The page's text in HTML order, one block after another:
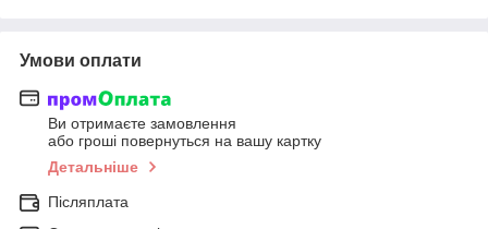
Умови оплати
Ви отримаєте замовлення
або гроші повернуться на вашу картку
Детальніше
Післяплата